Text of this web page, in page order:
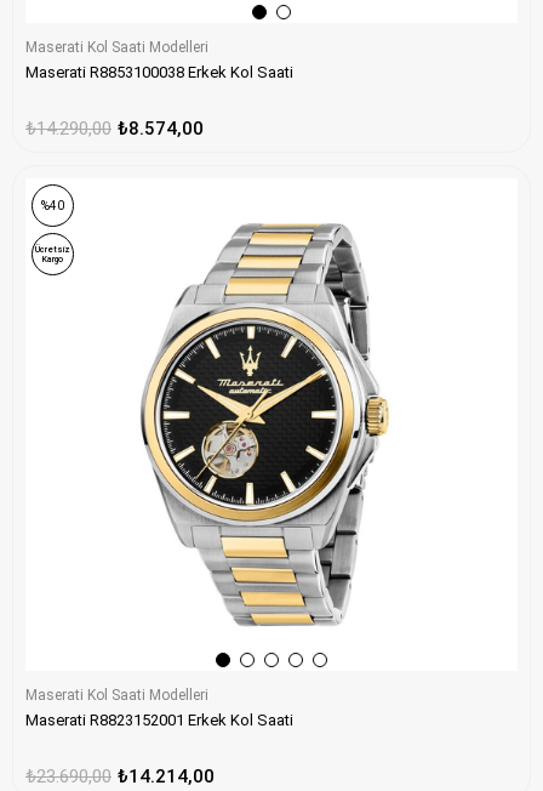
Maserati Kol Saati Modelleri
Maserati R8853100038 Erkek Kol Saati
₺8.574,00
₺14.290,00
Maserati Kol Saati Modelleri
Maserati R8823152001 Erkek Kol Saati
₺14.214,00
₺23.690,00
%40
Ücretsiz
Kargo